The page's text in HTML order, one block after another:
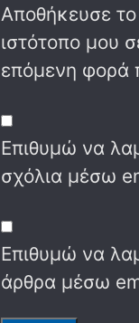
Αποθήκευσε
ιστότοπο μου
επόμενη φορά
Επιθυμώ να
σχόλια μέσω
Επιθυμώ να
άρθρα μέσω